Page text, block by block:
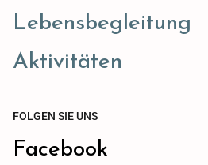
Lebensbegleitung
Aktivitäten
FOLGEN SIE UNS
Facebook